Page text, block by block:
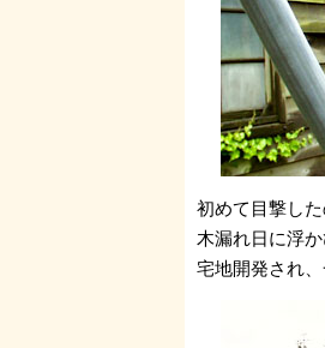
初めて目撃し
木漏れ日に浮
宅地開発され